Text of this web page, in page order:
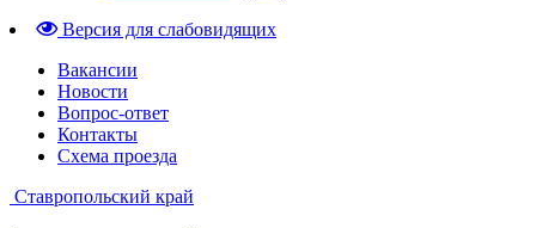
Версия для слабовидящих
Вакансии
Новости
Вопрос-ответ
Контакты
Схема проезда
Ставропольский край